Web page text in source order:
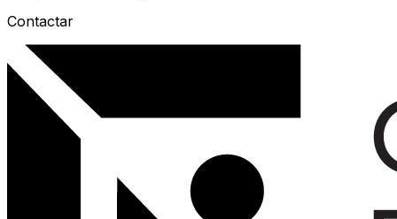
Contactar